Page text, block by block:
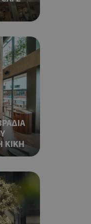
ΚΙΚΗ